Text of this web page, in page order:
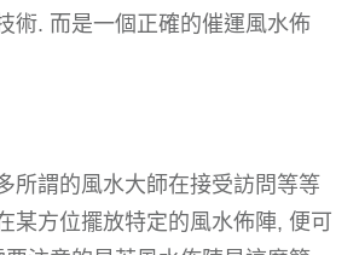
術. 而是一個正確的催運風水佈
所謂的風水大師在接受訪問等等
某方位擺放特定的風水佈陣, 便可